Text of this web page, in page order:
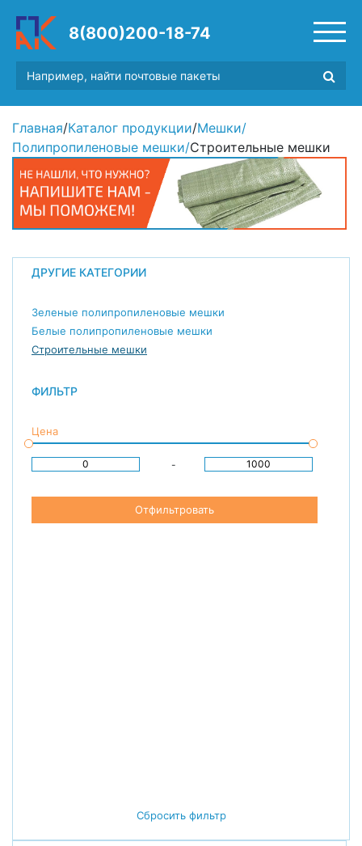
8(800)200-18-74
Главная/Каталог продукции/Мешки/
Полипропиленовые мешки/Строительные мешки
ДРУГИЕ КАТЕГОРИИ
Зеленые полипропиленовые мешки
Белые полипропиленовые мешки
Строительные мешки
ФИЛЬТР
Цена
-
Отфильтровать
Сбросить фильтр